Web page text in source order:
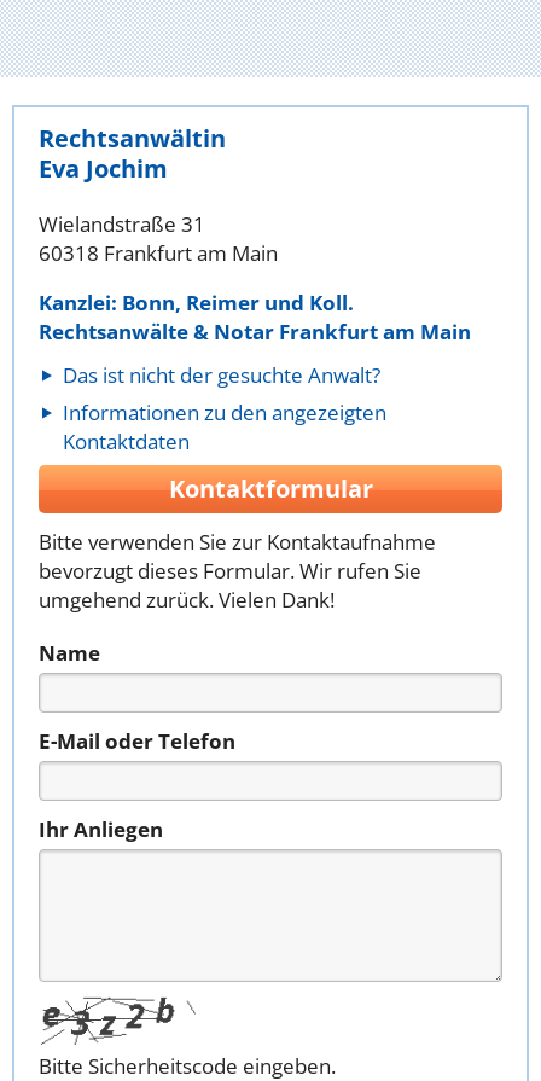
Rechtsanwältin
Eva Jochim
Wielandstraße 31
60318 Frankfurt am Main
Kanzlei: Bonn, Reimer und Koll.
Rechtsanwälte & Notar Frankfurt am Main
Das ist nicht der gesuchte Anwalt?
Informationen zu den angezeigten
Kontaktdaten
Kontaktformular
Bitte verwenden Sie zur Kontaktaufnahme
bevorzugt dieses Formular. Wir rufen Sie
umgehend zurück. Vielen Dank!
Name
E-Mail oder Telefon
Ihr Anliegen
Bitte Sicherheitscode eingeben.